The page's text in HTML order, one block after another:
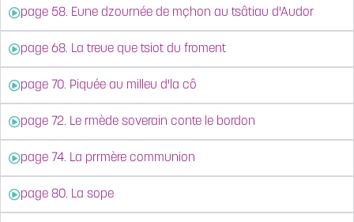
page 58. Eune dzournée de mçhon au tsâtiau d'Audor
page 68. La treue que tsiot du froment
page 70. Piquée au milleu d'la cô
page 72. Le rmède soverain conte le bordon
page 74. La prrmère communion
page 80. La sope